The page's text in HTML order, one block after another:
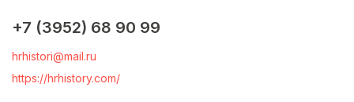
+7 (3952) 68 90 99
hrhistori@mail.ru
https://hrhistory.com/